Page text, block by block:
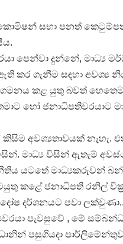
සභා පනත්
පෙන්වා දුන්නේ,
කර ගැනීම සඳහා
කළ යුතු බවත්
හෝ ජනාධිපතිවරයාට
කිසිම අවශ්‍යතාවයක් නැහැ.
මාධ්‍ය විසින් ඇතැම්
යටතේ මාධ්‍යකරුවන්
කළේ ජනාධිපති රනිල්
දර්ශනයට පවා
පැවසුවේ , මේ
පසුගියදා